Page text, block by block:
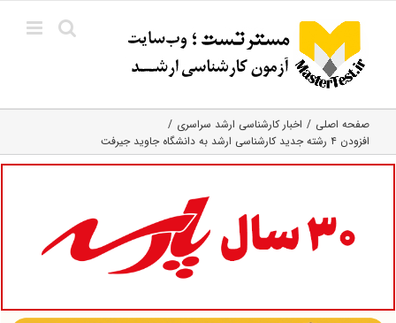
content
صفحه اصلی
اخبار کارشناسی ارشد سراسری
افزودن ۴ رشته جدید کارشناسی ارشد به دانشگاه جاوید جیرفت